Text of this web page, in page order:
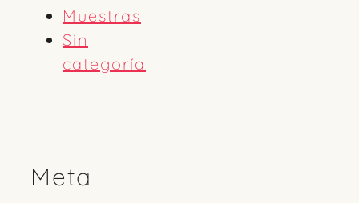
Muestras
Sin
categoría
Meta